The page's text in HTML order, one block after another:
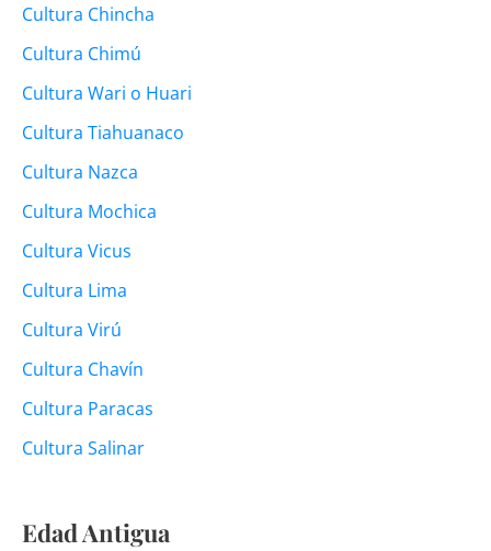
Cultura Chincha
Cultura Chimú
Cultura Wari o Huari
Cultura Tiahuanaco
Cultura Nazca
Cultura Mochica
Cultura Vicus
Cultura Lima
Cultura Virú
Cultura Chavín
Cultura Paracas
Cultura Salinar
Edad Antigua